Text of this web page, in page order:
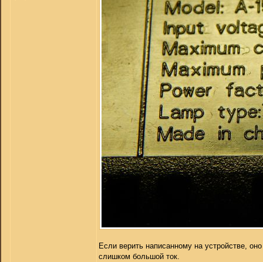
Если верить написанному на устройстве,
слишком большой ток.